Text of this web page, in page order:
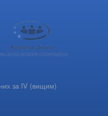
за IV (вищим)